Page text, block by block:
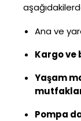
Ana ve
Kargo ve
Yaşam
Pompa